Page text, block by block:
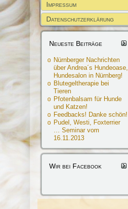
Impressum
Datenschutzerklärung
Neueste Beiträge
Nürnberger Nachrichten
über Andrea´s Hundeoase,
Hundesalon in Nürnberg!
Blutegeltherapie bei
Tieren
Pfotenbalsam für Hunde
und Katzen!
Feedbacks! Danke schön!
Pudel, Westi, Foxterrier
… Seminar vom
16.11.2013
Wir bei Facebook